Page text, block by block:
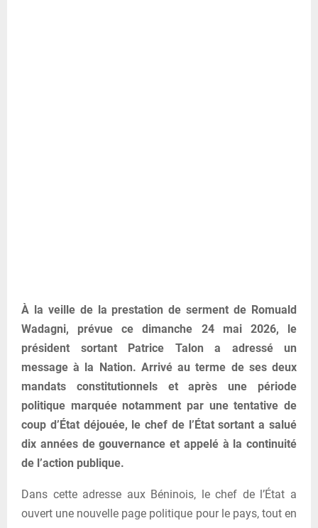
À la veille de la prestation de serment de Romuald
Wadagni, prévue ce dimanche 24 mai 2026, le
président sortant Patrice Talon a adressé un
message à la Nation. Arrivé au terme de ses deux
mandats constitutionnels et après une période
politique marquée notamment par une tentative de
coup d’État déjouée, le chef de l’État sortant a salué
dix années de gouvernance et appelé à la continuité
de l’action publique.
Dans cette adresse aux Béninois, le chef de l’État a
ouvert une nouvelle page politique pour le pays, tout en